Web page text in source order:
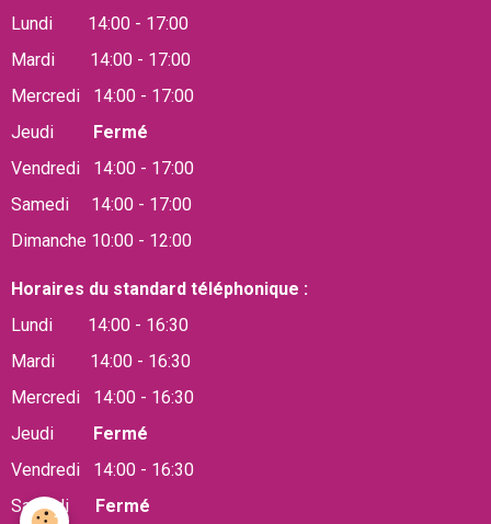
Lundi 14:00 - 17:00
Mardi 14:00 - 17:00
Mercredi 14:00 - 17:00
Jeudi
Fermé
Vendredi 14:00 - 17:00
Samedi 14:00 - 17:00
Dimanche 10:00 - 12:00
Horaires du standard téléphonique :
Lundi 14:00 - 16:30
Mardi 14:00 - 16:30
Mercredi 14:00 - 16:30
Jeudi
Fermé
Vendredi 14:00 - 16:30
Samedi
Fermé